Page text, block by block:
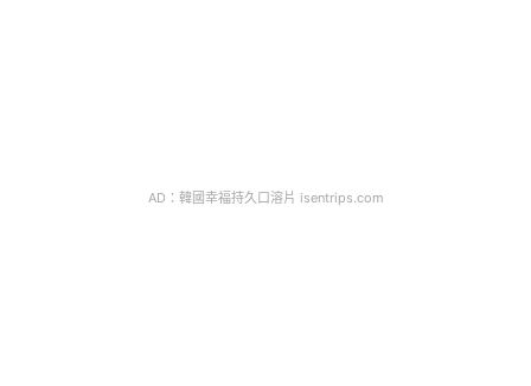
AD：韓國幸福持久口溶片 isentrips.com